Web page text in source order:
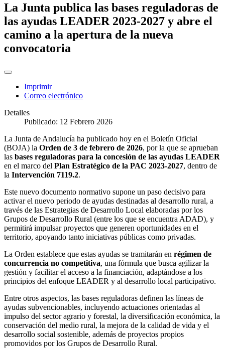
La Junta publica las bases reguladoras de
las ayudas LEADER 2023-2027 y abre el
camino a la apertura de la nueva
convocatoria
Imprimir
Correo electrónico
Detalles
Publicado: 12 Febrero 2026
La Junta de Andalucía ha publicado hoy en el Boletín Oficial
(BOJA) la Orden de 3 de febrero de 2026, por la que se aprueban
las bases reguladoras para la concesión de las ayudas LEADER
en el marco del Plan Estratégico de la PAC 2023-2027, dentro de
la Intervención 7119.2.
Este nuevo documento normativo supone un paso decisivo para
activar el nuevo periodo de ayudas destinadas al desarrollo rural, a
través de las Estrategias de Desarrollo Local elaboradas por los
Grupos de Desarrollo Rural (entre los que se encuentra ADAD), y
permitirá impulsar proyectos que generen oportunidades en el
territorio, apoyando tanto iniciativas públicas como privadas.
La Orden establece que estas ayudas se tramitarán en régimen de
concurrencia no competitiva, una fórmula que busca agilizar la
gestión y facilitar el acceso a la financiación, adaptándose a los
principios del enfoque LEADER y al desarrollo local participativo.
Entre otros aspectos, las bases reguladoras definen las líneas de
ayudas subvencionables, incluyendo actuaciones orientadas al
impulso del sector agrario y forestal, la diversificación económica, la
conservación del medio rural, la mejora de la calidad de vida y el
desarrollo social sostenible, además de proyectos propios
promovidos por los Grupos de Desarrollo Rural.